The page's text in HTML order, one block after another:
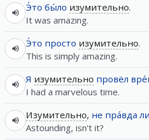
Э́то бы́ло изумительно.
It was amazing.
Э́то просто изумительно.
This is simply amazing.
Я изумительно провёл
I had a marvelous time.
Изумительно, не пра́вда ли
Astounding, isn't it?